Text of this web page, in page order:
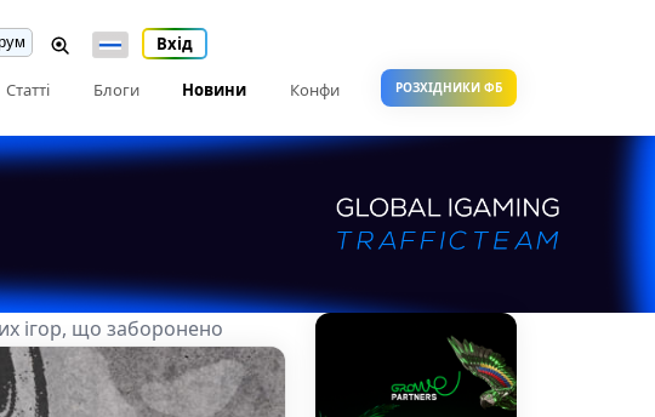
Вхід
Статті Блоги Новини Конфи РОЗХІДНИКИ ФБ
ігор, що заборонено